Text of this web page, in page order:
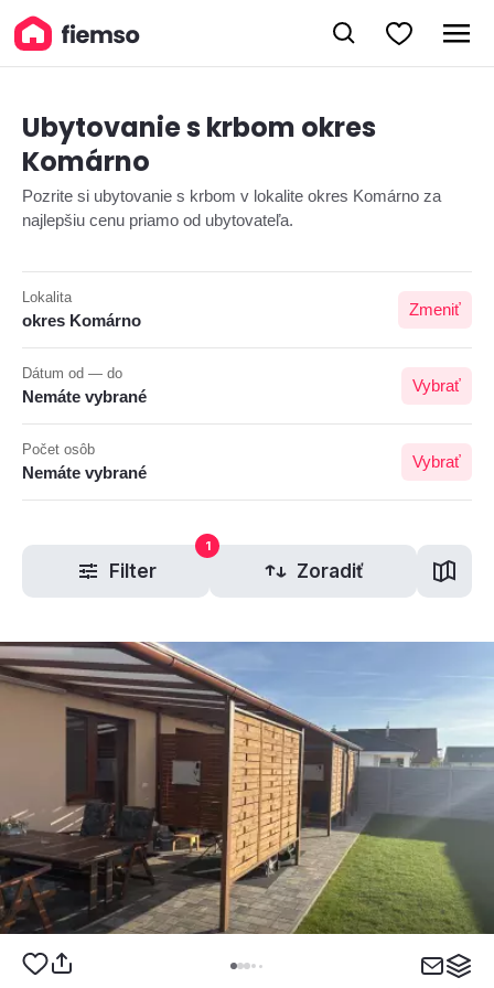
Ubytovanie s krbom okres
Komárno
Pozrite si ubytovanie s krbom v lokalite okres Komárno za
najlepšiu cenu priamo od ubytovateľa.
Lokalita
okres Komárno
Zmeniť
Dátum od — do
Nemáte vybrané
Vybrať
Počet osôb
Nemáte vybrané
Vybrať
Filter
1
Zoradiť